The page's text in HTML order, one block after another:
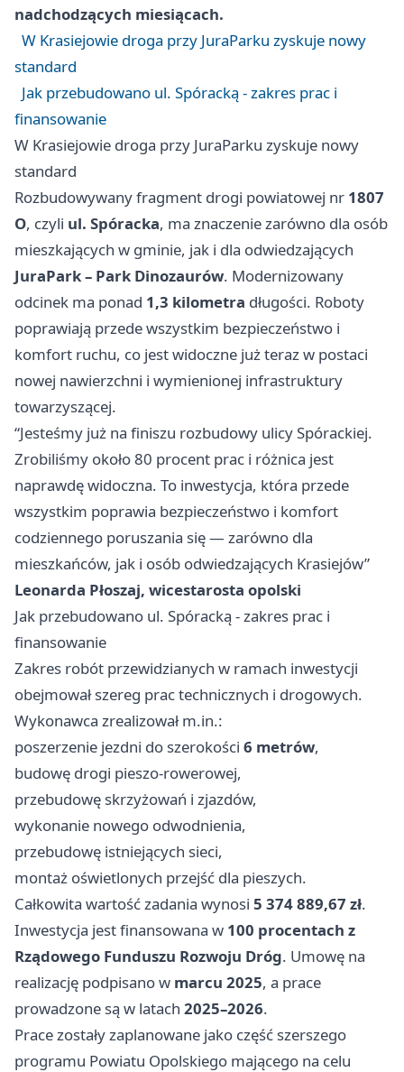
nadchodzących miesiącach.
W Krasiejowie droga przy JuraParku zyskuje nowy
standard
Jak przebudowano ul. Spóracką - zakres prac i
finansowanie
W Krasiejowie droga przy JuraParku zyskuje nowy
standard
Rozbudowywany fragment drogi powiatowej nr 1807
O, czyli ul. Spóracka, ma znaczenie zarówno dla osób
mieszkających w gminie, jak i dla odwiedzających
JuraPark – Park Dinozaurów. Modernizowany
odcinek ma ponad 1,3 kilometra długości. Roboty
poprawiają przede wszystkim bezpieczeństwo i
komfort ruchu, co jest widoczne już teraz w postaci
nowej nawierzchni i wymienionej infrastruktury
towarzyszącej.
“Jesteśmy już na finiszu rozbudowy ulicy Spórackiej.
Zrobiliśmy około 80 procent prac i różnica jest
naprawdę widoczna. To inwestycja, która przede
wszystkim poprawia bezpieczeństwo i komfort
codziennego poruszania się — zarówno dla
mieszkańców, jak i osób odwiedzających Krasiejów”
Leonarda Płoszaj, wicestarosta opolski
Jak przebudowano ul. Spóracką - zakres prac i
finansowanie
Zakres robót przewidzianych w ramach inwestycji
obejmował szereg prac technicznych i drogowych.
Wykonawca zrealizował m.in.:
poszerzenie jezdni do szerokości 6 metrów,
budowę drogi pieszo-rowerowej,
przebudowę skrzyżowań i zjazdów,
wykonanie nowego odwodnienia,
przebudowę istniejących sieci,
montaż oświetlonych przejść dla pieszych.
Całkowita wartość zadania wynosi 5 374 889,67 zł.
Inwestycja jest finansowana w 100 procentach z
Rządowego Funduszu Rozwoju Dróg. Umowę na
realizację podpisano w marcu 2025, a prace
prowadzone są w latach 2025–2026.
Prace zostały zaplanowane jako część szerszego
programu Powiatu Opolskiego mającego na celu